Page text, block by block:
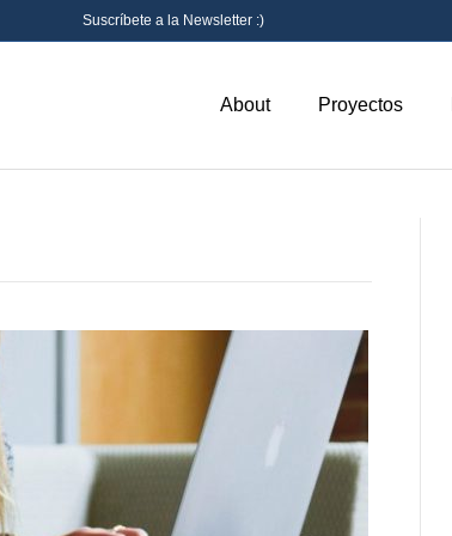
Suscríbete a la Newsletter :)
About Proyectos